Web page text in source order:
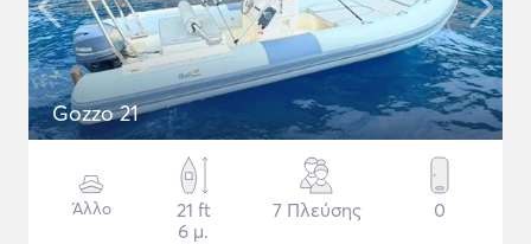
Gozzo 21
Άλλο
21 ft
6 μ.
7 Πλεύσης 0